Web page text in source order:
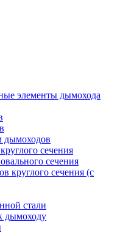
элементы дымохода
дымоходов
сечения
сечения
круглого сечения (с
стали
дымоходу